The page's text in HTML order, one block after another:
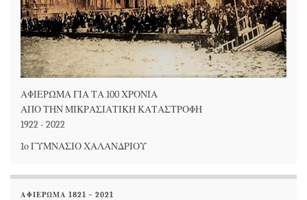
ΑΦΙΕΡΩΜΑ ΓΙΑ ΤΑ 100 ΧΡΟΝΙΑ
ΑΠΟ ΤΗΝ ΜΙΚΡΑΣΙΑΤΙΚΗ ΚΑΤΑΣΤΡΟΦΗ
1922 - 2022
1ο ΓΥΜΝΑΣΙΟ ΧΑΛΑΝΔΡΙΟΥ
ΑΦΙΕΡΩΜΑ 1821 – 2021